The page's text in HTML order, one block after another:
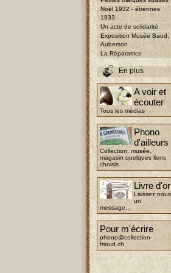
Noël 1932 - étrennes
1933
Un acte de solidarité
Exposition Musée Baud,
Auberson
La Réparatrice
En plus
A voir et
écouter
Tous les médias
Phono
d'ailleurs
Collection, musée,
magasin quelques liens
choisis
Livre d'or
Laissez nous
un
message...
Pour m'écrire
phono@collection-
frioud.ch